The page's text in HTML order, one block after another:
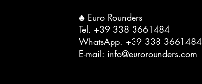
♣️ Euro Rounders
Tel. ‭ +39 338 3661484‬
WhatsApp. ‭+39 338 3661484‬
E-mail: info@eurorounders.com